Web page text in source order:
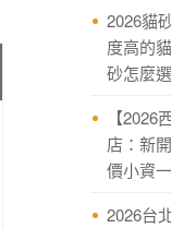
2026貓
度高的
砂怎麼選
【
店：新
價小資
2026台